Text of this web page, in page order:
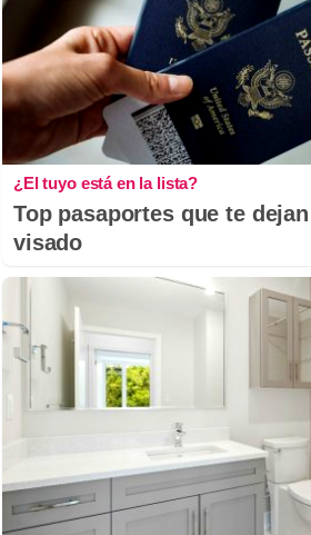
¿El tuyo está en la lista?
Top pasaportes que te
visado